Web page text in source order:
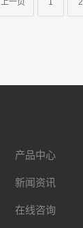
上一页 1 2
产品中心
新闻资讯
在线咨询